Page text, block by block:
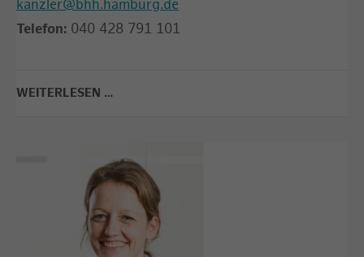
kanzler@bhh.hamburg.de
Telefon: 040 428 791 101
WEITERLESEN …